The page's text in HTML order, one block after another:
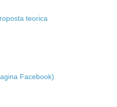
teorica
Facebook)